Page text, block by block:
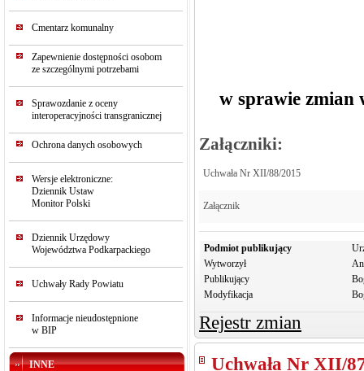
Cmentarz komunalny
Zapewnienie dostępności osobom
ze szczególnymi potrzebami
Sprawozdanie z oceny
interoperacyjności transgranicznej
Ochrona danych osobowych
Wersje elektroniczne:
Dziennik Ustaw
Monitor Polski
Dziennik Urzędowy
Województwa Podkarpackiego
Uchwały Rady Powiatu
Informacje nieudostępnione
w BIP
INNE
w sprawie zmian
Załączniki:
Uchwała Nr XII/88/2015
Załącznik
Podmiot publikujący
Wytworzył
Publikujący
Modyfikacja
Rejestr zmian
Uchwała Nr XII/